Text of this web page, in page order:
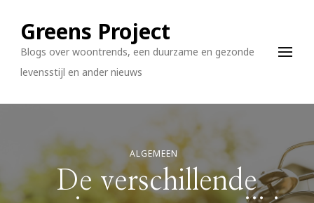
Greens Project
Blogs over woontrends, een duurzame en gezonde
levensstijl en ander nieuws
ALGEMEEN
De verschillende